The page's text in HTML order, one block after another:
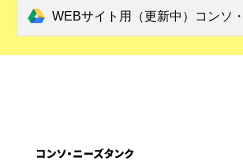
WEBサイト用（更新中）コンソ・ニーズタ